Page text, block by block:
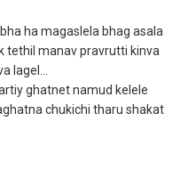
ha magaslela bhag asala
tethil manav pravrutti kinva
lagel…
ghatnet namud kelele
chukichi tharu shakat